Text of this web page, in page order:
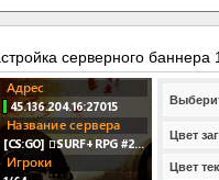
серверного баннера
Цвет
Цвет